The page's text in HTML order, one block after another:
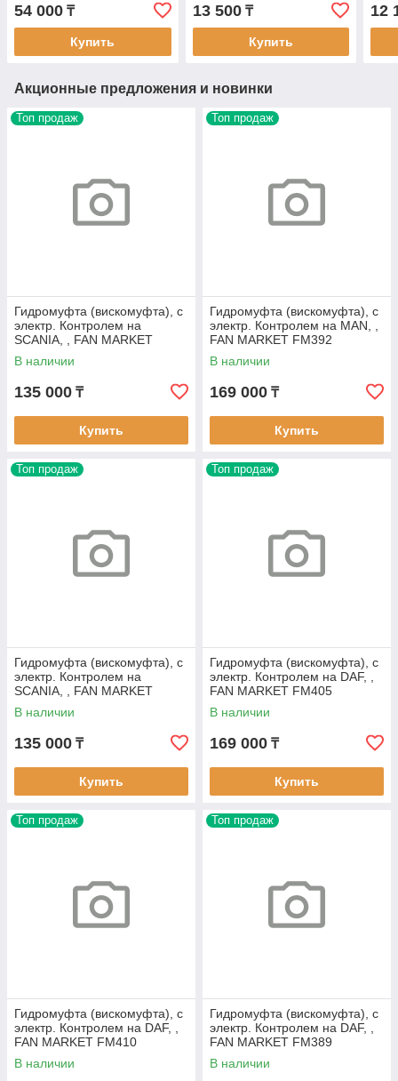
Неоплан/ СЕТРА, GLYCO
H 821/4 STD
54 000 ₸
Купить
Неоплан/ СЕТРА, GLYCO
N 110/4L STD
13 500₸
Купить
71-
12
Акционные предложения и новинки
Топ продаж
Гидромуфта (вискомуфта), с
электр. Контролем на
SCANIA, , FAN MARKET
FM382
В наличии
135 000 ₸
Купить
Топ продаж
Гидромуфта (вискомуфта), с
электр. Контролем на MAN, ,
FAN MARKET FM392
В наличии
169 000 ₸
Купить
Топ продаж
Гидромуфта (вискомуфта), с
электр. Контролем на
SCANIA, , FAN MARKET
FM305
В наличии
135 000 ₸
Купить
Топ продаж
Гидромуфта (вискомуфта), с
электр. Контролем на DAF, ,
FAN MARKET FM405
В наличии
169 000 ₸
Купить
Топ продаж
Гидромуфта (вискомуфта), с
электр. Контролем на DAF, ,
FAN MARKET FM410
В наличии
Топ продаж
Гидромуфта (вискомуфта), с
электр. Контролем на DAF, ,
FAN MARKET FM389
В наличии